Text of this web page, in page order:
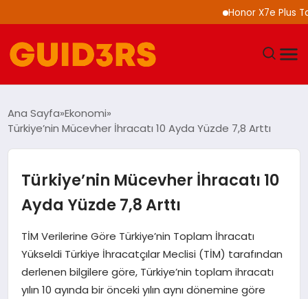
Honor X7e Plus
YAŞAM
TEKNOLOJI
SPOR
SAĞLIK
EKONOMI
Ana Sayfa Ekonomi
Türkiye’nin Mücevher İhracatı 10 Ayda Yüzde 7,8 Arttı
Türkiye’nin Mücevher İhracatı 10
Ayda Yüzde 7,8 Arttı
TİM Verilerine Göre Türkiye’nin Toplam İhracatı
Yükseldi Türkiye İhracatçılar Meclisi (TİM) tarafından
derlenen bilgilere göre, Türkiye’nin toplam ihracatı
yılın 10 ayında bir önceki yılın aynı dönemine göre